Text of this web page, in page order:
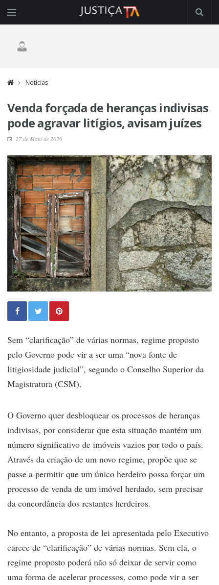
Notícias
Venda forçada de heranças indivisas
pode agravar litígios, avisam juízes
27 de Maio de 2026
Sem “clarificação” de várias normas, regime proposto
pelo Governo pode vir a ser uma “nova fonte de
litigiosidade judicial”, segundo o Conselho Superior da
Magistratura (CSM).
O Governo quer desbloquear os processos de heranças
indivisas, por considerar que esta situação mantém um
número significativo de imóveis vazios por todo o país.
Através da criação de um novo regime, propõe que se
passe a permitir que um único herdeiro possa forçar um
processo de venda de um imóvel herdado, sem precisar
da concordância dos restantes herdeiros.
No entanto, a proposta de lei apresentada pelo Executivo
carece de “clarificação” de várias normas. Sem ela, o
regime proposto poderá não só deixar de servir como
uma forma de acelerar processos, como pode vir a ser